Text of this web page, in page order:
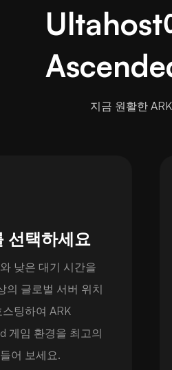
Ultahost
지금 원활한
선택하세요
낮은 대기 시간을
의 글로벌 서버 위치
팅하여 ARK
게임 환경을 최고의
어 보세요.